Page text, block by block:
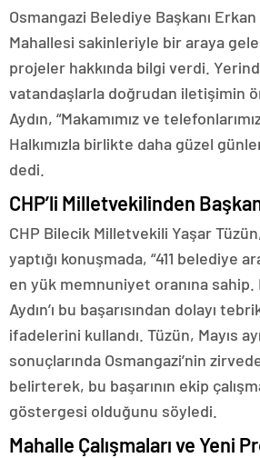
Osmangazi Belediye Başkanı
Mahallesi sakinleriyle bir araya
projeler hakkında bilgi verdi.
vatandaşlarla doğrudan iletişimin
Aydın, “Makamımız ve
Halkımızla birlikte daha güzel
dedi.
CHP’li Milletvekilinden Başkan
CHP Bilecik Milletvekili Yaşar
yaptığı konuşmada, “411 belediye
en yük memnuniyet oranına sahip.
Aydın’ı bu başarısından dolayı
ifadelerini kullandı. Tüzün, Mayıs
sonuçlarında Osmangazi’nin zirvede
belirterek, bu başarının ekip
göstergesi olduğunu söyledi.
Mahalle Çalışmaları ve Yeni